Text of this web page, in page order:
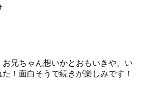
兄ちゃん想いかとおもいきや、い
！面白そうで続きが楽しみです！